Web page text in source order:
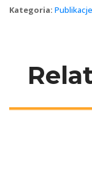
Kategoria: Publikacje